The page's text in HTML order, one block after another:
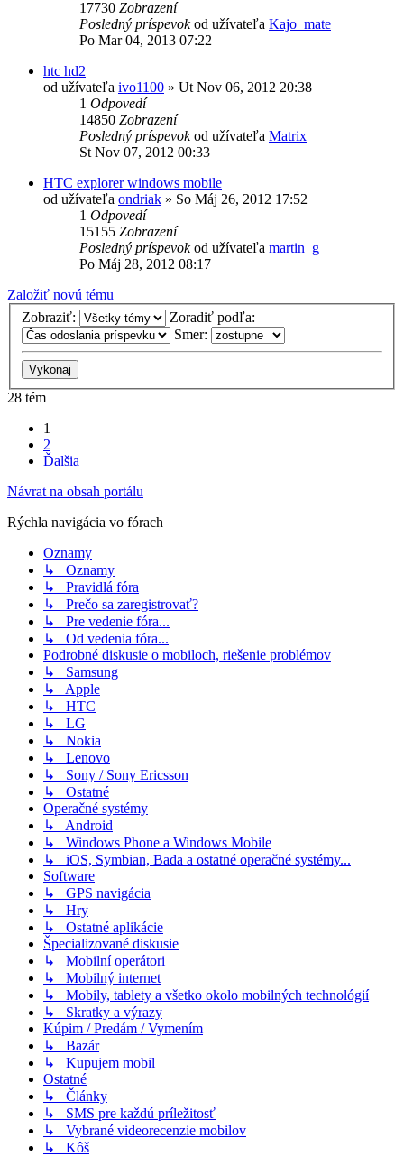
17730 Zobrazení
Posledný príspevokod užívateľa Kajo_mate
Po Mar 04, 2013 07:22
htc hd2
od užívateľa ivo1100 » Ut Nov 06, 2012 20:38
1 Odpovedí
14850 Zobrazení
Posledný príspevokod užívateľa Matrix
St Nov 07, 2012 00:33
HTC explorer windows mobile
od užívateľa ondriak » So Máj 26, 2012 17:52
1 Odpovedí
15155 Zobrazení
Posledný príspevokod užívateľa martin_g
Po Máj 28, 2012 08:17
Založiť novú tému
Zobraziť:
Zoradiť podľa:
Smer:
28 tém
1
2
Ďalšia
Návrat na obsah portálu
Rýchla navigácia vo fórach
Oznamy
↳ Oznamy
↳ Pravidlá fóra
↳ Prečo sa zaregistrovať?
↳ Pre vedenie fóra...
↳ Od vedenia fóra...
Podrobné diskusie o mobiloch, riešenie problémov
↳ Samsung
↳ Apple
↳ HTC
↳ LG
↳ Nokia
↳ Lenovo
↳ Sony / Sony Ericsson
↳ Ostatné
Operačné systémy
↳ Android
↳ Windows Phone a Windows Mobile
↳ iOS, Symbian, Bada a ostatné operačné systémy...
Software
↳ GPS navigácia
↳ Hry
↳ Ostatné aplikácie
Špecializované diskusie
↳ Mobilní operátori
↳ Mobilný internet
↳ Mobily, tablety a všetko okolo mobilných technológií
↳ Skratky a výrazy
Kúpim / Predám / Vymením
↳ Bazár
↳ Kupujem mobil
Ostatné
↳ Články
↳ SMS pre každú príležitosť
↳ Vybrané videorecenzie mobilov
↳ Kôš